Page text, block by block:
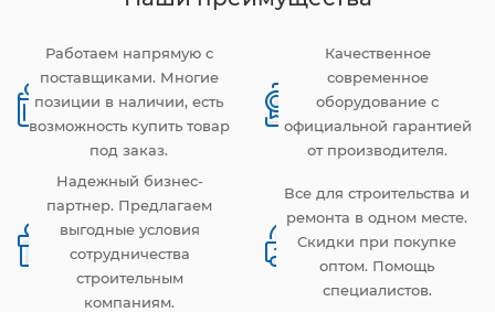
Работаем напрямую с
поставщиками. Многие
позиции в наличии, есть
возможность купить товар
под заказ.
Качественное
современное
оборудование с
официальной гарантией
от производителя.
Надежный бизнес-
партнер. Предлагаем
выгодные условия
сотрудничества
строительным
компаниям.
Все для строительства и
ремонта в одном месте.
Скидки при покупке
оптом. Помощь
специалистов.